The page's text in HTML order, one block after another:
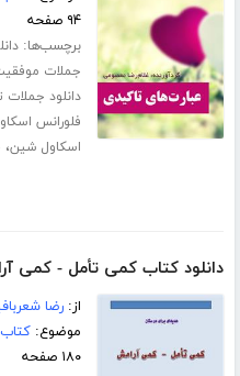
۹۴ صفحه
برچسب‌ها:
جملات
دانلود جملات
فلورانس
اسکاول شین،
دانلود کتاب کمی تأمل - کمی
از:رضا
موضوع:
۱۸۰ صفحه